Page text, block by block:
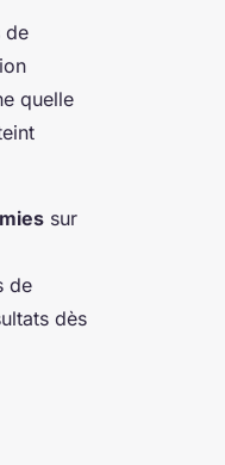
de
quelle
sur
de
dès